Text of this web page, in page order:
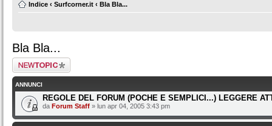
Indice ‹ Surfcorner.it ‹ Bla Bla...
Bla Bla...
Scrivi un nuovo
argomento
ANNUNCI
REGOLE DEL FORUM (POCHE E SEMPLICI...) LEGGERE
da Forum Staff » lun apr 04, 2005 3:43 pm